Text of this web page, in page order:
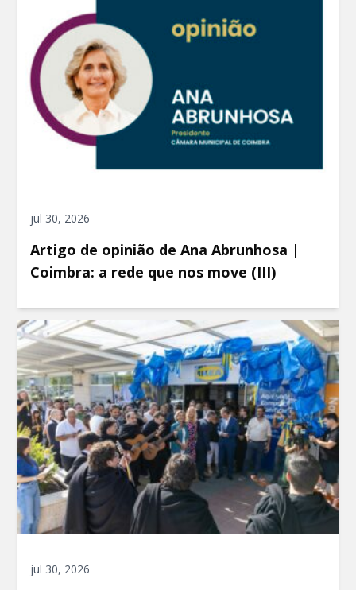
jul 30, 2026
Artigo de opinião de Ana Abrunhosa |
Coimbra: a rede que nos move (III)
jul 30, 2026